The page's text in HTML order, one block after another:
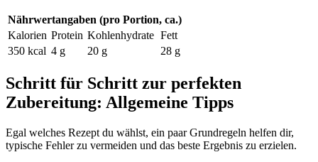
Nährwertangaben (pro Portion, ca.)
Kalorien Protein Kohlenhydrate Fett
350 kcal 4 g 20 g 28 g
Schritt für Schritt zur perfekten
Zubereitung: Allgemeine Tipps
Egal welches Rezept du wählst, ein paar Grundregeln helfen dir,
typische Fehler zu vermeiden und das beste Ergebnis zu erzielen.